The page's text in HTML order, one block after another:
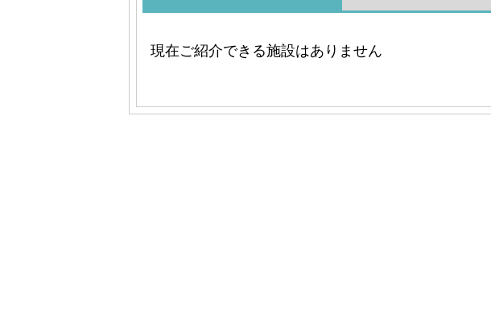
現在ご紹介できる施設はありません